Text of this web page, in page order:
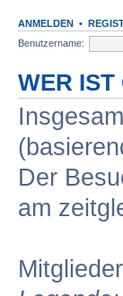
ANMELDEN •
Benutzername:
WER IST
Der
am